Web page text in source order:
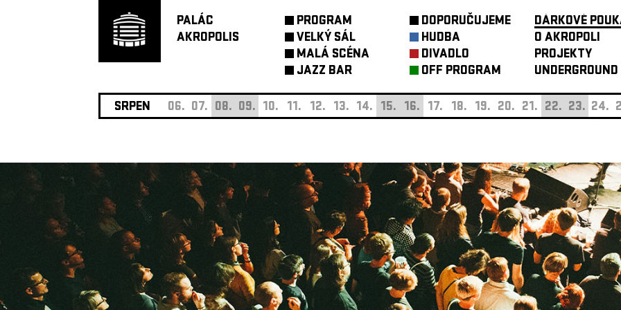
PALÁC
AKROPOLIS
PROGRAM
VELKÝ SÁL
MALÁ SCÉNA
JAZZ BAR
DOPORUČUJEME
HUDBA
DIVADLO
OFF PROGRAM
DÁRKOVÉ
O AKROPOLI
PROJEKTY
UNDERGROUND
SRPEN 06. 07. 08. 09. 10. 11. 12. 13. 14. 15. 16. 17. 18. 19. 20. 21. 22. 23. 24.